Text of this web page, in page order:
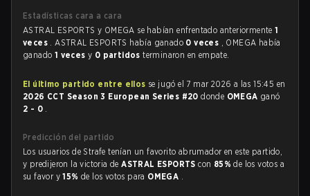
Estadísticas cara a cara
ASTRAL ESPORTS y OMEGA se habían enfrentado anteriormente1
veces . ASTRAL ESPORTS había ganado 0 veces , OMEGA había
ganado 1 vecesy 0 partidosterminaron en empate.
El último partido entre ellos se jugó el 7 mar 2026 a las 15:45 en
2026 CCT Season 3 European Series #20donde OMEGA ganó
2 - 0 .
Predicción del partido
Los usuarios de Strafe tenían un favorito abrumador en este partido,
y predijeron la victoria deASTRAL ESPORTScon 85%de los votos a
su favor y15%de los votos para OMEGA .